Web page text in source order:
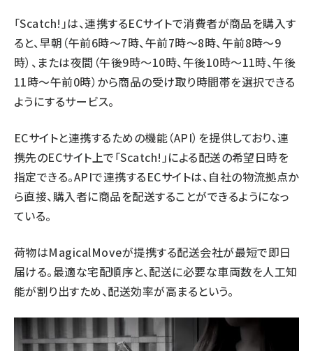
「Scatch!」は、連携するECサイトで消費者が商品を購入す
ると、早朝（午前6時～7時、午前7時～8時、午前8時～9
時）、または夜間（午後9時～10時、午後10時～11時、午後
11時～午前0時）から商品の受け取り時間帯を選択できる
ようにするサービス。
ECサイトと連携するための機能（API）を提供しており、連
携先のECサイト上で「Scatch!」による配送の希望日時を
指定できる。APIで連携するECサイトは、自社の物流拠点か
ら直接、購入者に商品を配送することができるようになっ
ている。
荷物はMagicalMoveが提携する配送会社が最短で即日
届ける。最適な宅配順序と、配送に必要な車両数を人工知
能が割り出すため、配送効率が高まるという。